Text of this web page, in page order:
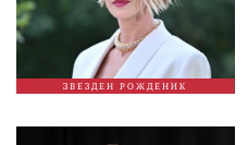
ЗВЕЗДЕН РОЖДЕНИК